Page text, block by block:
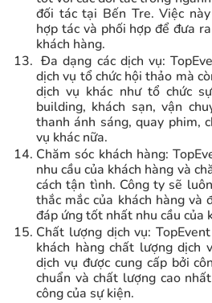
đối tác tại Bến Tre. Việc
hợp tác và phối hợp để đưa
khách hàng.
Đa dạng các dịch vụ:
dịch vụ tổ chức hội thảo mà
dịch vụ khác như tổ chức
building, khách sạn, vận
thanh ánh sáng, quay phim,
vụ khác nữa.
Chăm sóc khách hàng:
nhu cầu của khách hàng và
cách tận tình. Công ty sẽ
thắc mắc của khách hàng và
đáp ứng tốt nhất nhu cầu của
Chất lượng dịch vụ:
khách hàng chất lượng dịch
dịch vụ được cung cấp bởi
chuẩn và chất lượng cao
công của sự kiện.